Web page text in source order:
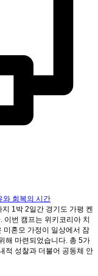
와 회복의 시간
1박 2일간 경기도 가평 켄
이번 캠프는 위키코리아 치
미혼모 가정이 일상에서 잠
해 마련되었습니다. 총 5가
적 성찰과 더불어 공동체 안